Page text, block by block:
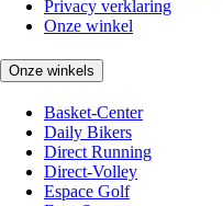
Privacy verklaring
Onze winkel
Onze winkels
Basket-Center
Daily Bikers
Direct Running
Direct-Volley
Espace Golf